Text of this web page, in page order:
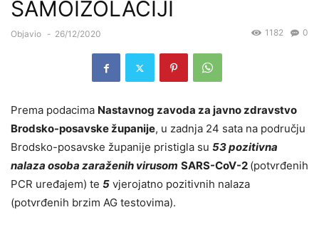
SAMOIZOLACIJI
Objavio - 26/12/2020 0
1182
Prema podacima Nastavnog zavoda za javno zdravstvo
Brodsko-posavske županije, u zadnja 24 sata na području
Brodsko-posavske županije pristigla su 53 pozitivna
nalaza osoba zaraženih virusom SARS-CoV-2 (potvrđenih
PCR uređajem) te 5 vjerojatno pozitivnih nalaza
(potvrđenih brzim AG testovima).